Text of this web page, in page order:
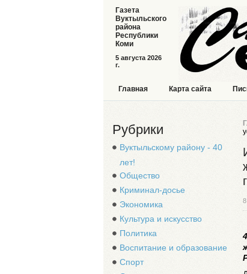
5 августа 2026
г.
Газета
Вуктыльского
района
Республики
Коми
Главная Карта сайта
Рубрики
Вуктыльскому району - 40
лет!
Общество
Криминал-досье
Экономика
Культура и искусство
Политика
Воспитание и образование
Спорт